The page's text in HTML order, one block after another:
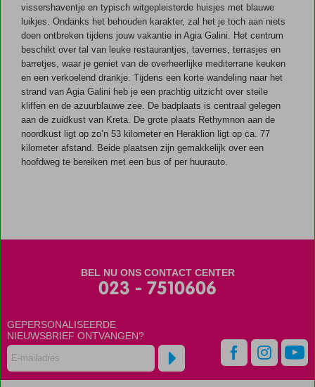
vissershaventje en typisch witgepleisterde huisjes met blauwe
luikjes. Ondanks het behouden karakter, zal het je toch aan niets
doen ontbreken tijdens jouw vakantie in Agia Galini. Het centrum
beschikt over tal van leuke restaurantjes, tavernes, terrasjes en
barretjes, waar je geniet van de overheerlijke mediterrane keuken
en een verkoelend drankje. Tijdens een korte wandeling naar het
strand van Agia Galini heb je een prachtig uitzicht over steile
kliffen en de azuurblauwe zee. De badplaats is centraal gelegen
aan de zuidkust van Kreta. De grote plaats Rethymnon aan de
noordkust ligt op zo’n 53 kilometer en Heraklion ligt op ca. 77
kilometer afstand. Beide plaatsen zijn gemakkelijk over een
hoofdweg te bereiken met een bus of per huurauto.
BEL NU ONS CONTACT CENTER
023 - 7510606
GEPERSONALISEERDE
NIEUWSBRIEF ONTVANGEN?